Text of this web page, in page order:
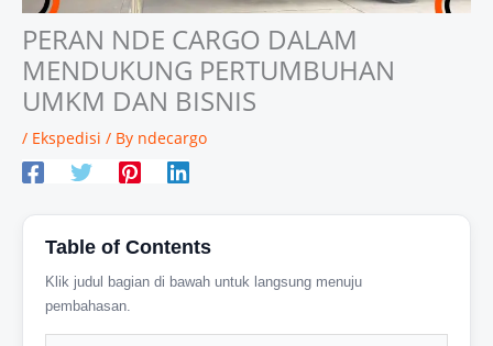
PERAN NDE CARGO DALAM
MENDUKUNG PERTUMBUHAN
UMKM DAN BISNIS
/ Ekspedisi / By ndecargo
Table of Contents
Klik judul bagian di bawah untuk langsung menuju
pembahasan.